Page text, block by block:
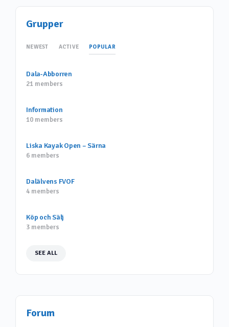
Grupper
NEWEST ACTIVE POPULAR
Dala-Abborren
21 members
Information
10 members
Liska Kayak Open – Särna
6 members
Dalälvens FVOF
4 members
Köp och Sälj
3 members
SEE ALL
Forum